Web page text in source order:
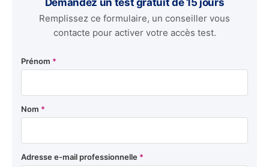
Remplissez ce formulaire, un conseiller vous
contacte pour activer votre accès test.
Prénom *
Nom *
Adresse e-mail professionnelle *